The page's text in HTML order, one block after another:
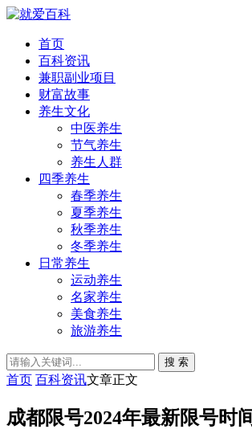
首页
百科资讯
兼职副业项目
财富故事
养生文化
中医养生
节气养生
养生人群
四季养生
春季养生
夏季养生
秋季养生
冬季养生
日常养生
运动养生
名家养生
美食养生
旅游养生
搜 索
首页 百科资讯文章正文
成都限号2024年最新限号时